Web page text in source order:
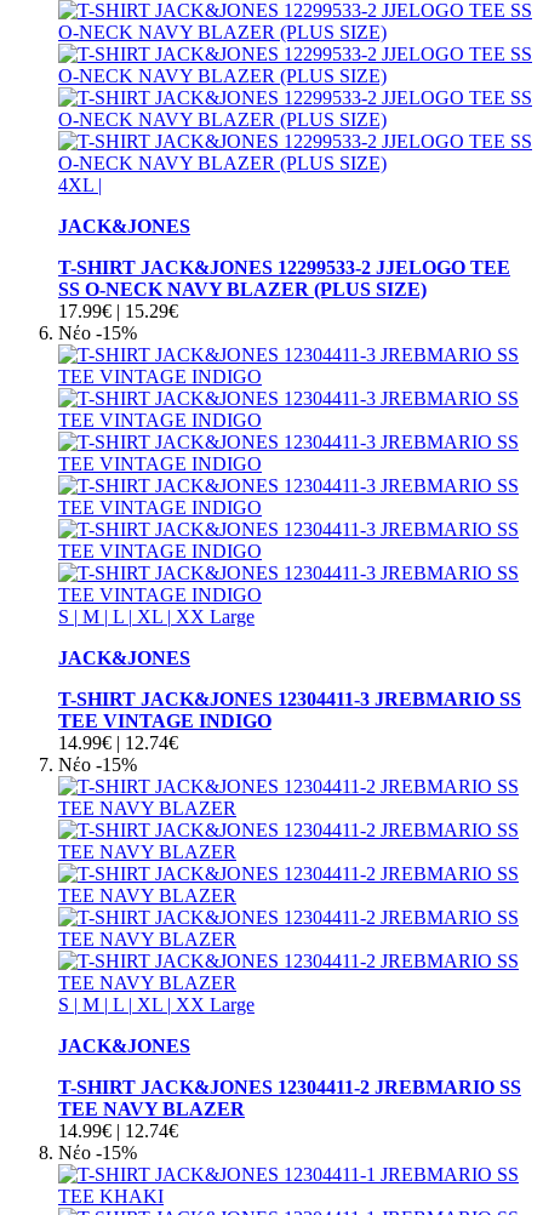
4XL |
JACK&JONES
T-SHIRT JACK&JONES 12299533-2 JJELOGO TEE
SS O-NECK NAVY BLAZER (PLUS SIZE)
17.99€ | 15.29€
Νέο -15%
S | M | L | XL | XX Large
JACK&JONES
T-SHIRT JACK&JONES 12304411-3 JREBMARIO SS
TEE VINTAGE INDIGO
14.99€ | 12.74€
Νέο -15%
S | M | L | XL | XX Large
JACK&JONES
T-SHIRT JACK&JONES 12304411-2 JREBMARIO SS
TEE NAVY BLAZER
14.99€ | 12.74€
Νέο -15%